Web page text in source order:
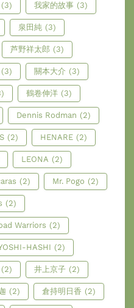
(3) 我家的故事 (3)
泉田純 (3)
芦野祥太郎 (3)
(3) 關本大介 (3)
鶴卷伸洋 (3)
Dennis Rodman (2)
(2) HENARE (2)
LEONA (2)
(2) Mr. Pogo (2)
(2)
Warriors (2)
HASHI (2)
(2) 井上京子 (2)
(2) 倉持明日香 (2)